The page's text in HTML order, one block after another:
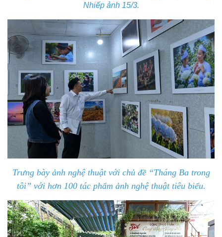
Nhiếp ảnh 15/3.
Trưng bày ảnh nghệ thuật với chủ đề “Tháng Ba trong
tôi” với hơn 100 tác phẩm ảnh nghệ thuật tiêu biểu.